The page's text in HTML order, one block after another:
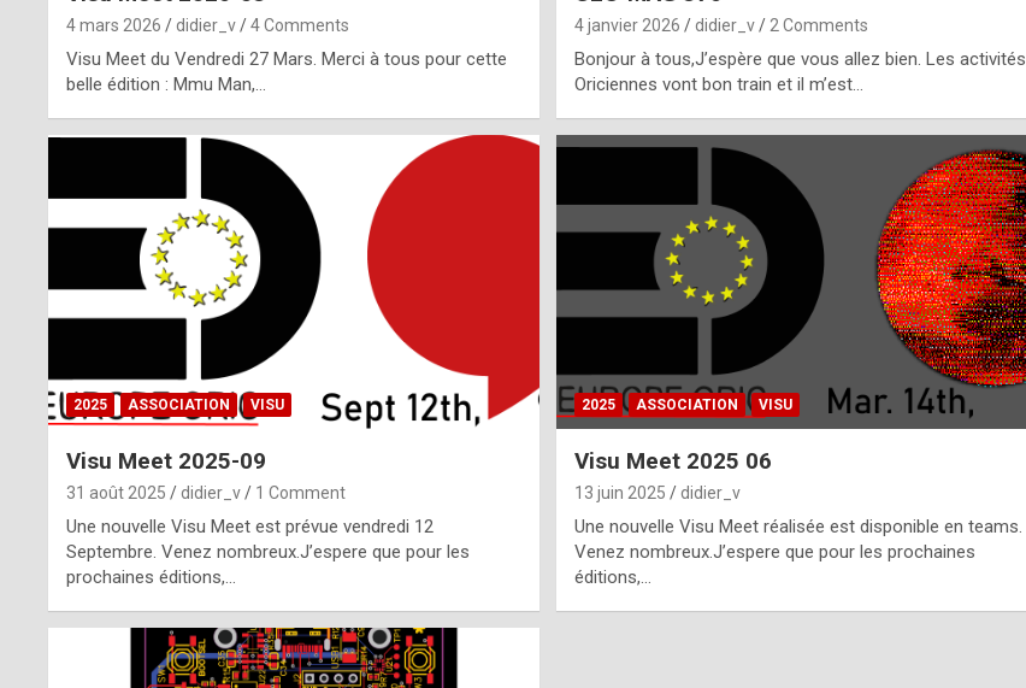
m
4 mars 2026 didier_v 4 Comments
Visu Meet du Vendredi 27 Mars. Merci à tous pour cette
belle édition : Mmu Man,…
4 janvier 2026 didier_v 2 Comments
Bonjour à tous,J’espère que vous allez bien. Les activités
Oriciennes vont bon train et il m’est…
2025 ASSOCIATION VISU
Visu Meet 2025-09
31 août 2025 didier_v 1 Comment
Une nouvelle Visu Meet est prévue vendredi 12
Septembre. Venez nombreux.J’espere que pour les
prochaines éditions,…
2025 ASSOCIATION VISU
Visu Meet 2025 06
13 juin 2025 didier_v
Une nouvelle Visu Meet réalisée est disponible en teams.
Venez nombreux.J’espere que pour les prochaines
éditions,…